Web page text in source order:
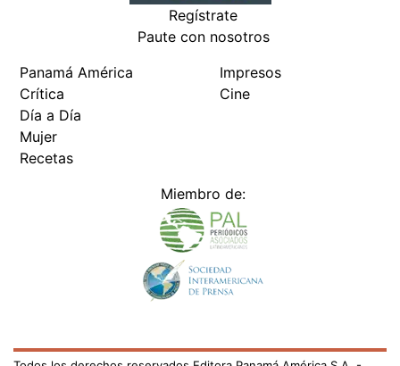
Regístrate
Paute con nosotros
Panamá América
Crítica
Día a Día
Mujer
Recetas
Impresos
Cine
Miembro de: